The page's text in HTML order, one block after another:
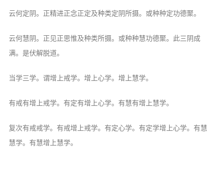
云何定阴。正精进正念正定及种类定阴所摄。或种种定功德聚。
云何慧阴。正见正思惟及种类所摄。或种种慧功德聚。此三阴成
满。是伏解脱道。
当学三学。谓增上戒学。增上心学。增上慧学。
有戒有增上戒学。有定有增上心学。有慧有增上慧学。
复次有戒戒学。有戒增上戒学。有定心学。有定学增上心学。有慧
慧学。有慧增上慧学。